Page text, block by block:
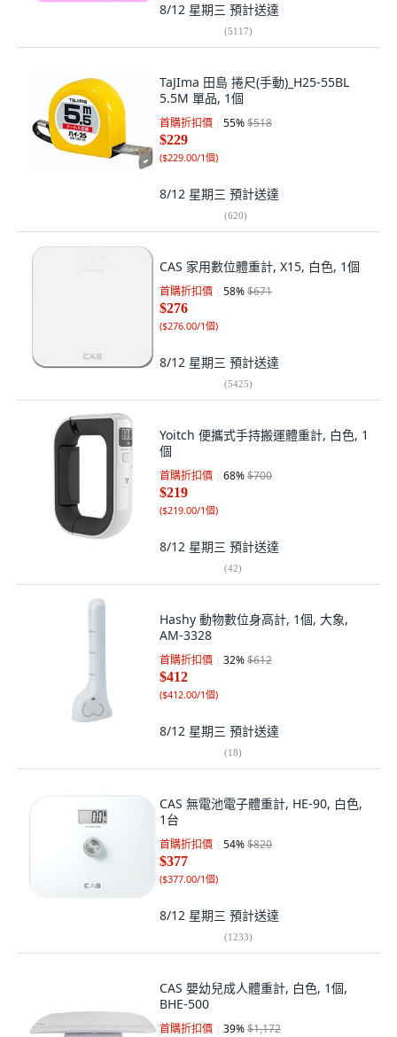
8/12 星期三 預計送達
(5117)
TaJIma 田島 捲尺(手動)_H25-55BL
5.5M 單品, 1個
首購折扣價 55%$518
$229
($229.00/1個)
8/12 星期三 預計送達
(620)
CAS 家用數位體重計, X15, 白色, 1個
首購折扣價 58%$671
$276
($276.00/1個)
8/12 星期三 預計送達
(5425)
Yoitch 便攜式手持搬運體重計, 白色, 1
個
首購折扣價 68%$700
$219
($219.00/1個)
8/12 星期三 預計送達
(42)
Hashy 動物數位身高計, 1個, 大象,
AM-3328
首購折扣價 32%$612
$412
($412.00/1個)
8/12 星期三 預計送達
(18)
CAS 無電池電子體重計, HE-90, 白色,
1台
首購折扣價 54%$820
$377
($377.00/1個)
8/12 星期三 預計送達
(1233)
CAS 嬰幼兒成人體重計, 白色, 1個,
BHE-500
首購折扣價 39%$1,172